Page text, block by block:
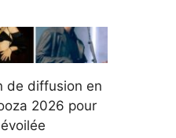
de diffusion en
2026 pour